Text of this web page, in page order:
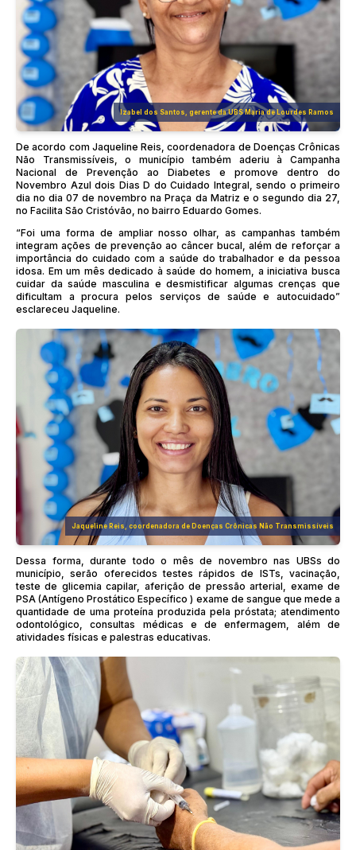
Izabel dos Santos, gerente da UBS Maria de Lourdes Ramos
De acordo com Jaqueline Reis, coordenadora de Doenças Crônicas
Não Transmissíveis, o município também aderiu à Campanha
Nacional de Prevenção ao Diabetes e promove dentro do
Novembro Azul dois Dias D do Cuidado Integral, sendo o primeiro
dia no dia 07 de novembro na Praça da Matriz e o segundo dia 27,
no Facilita São Cristóvão, no bairro Eduardo Gomes.
“Foi uma forma de ampliar nosso olhar, as campanhas também
integram ações de prevenção ao câncer bucal, além de reforçar a
importância do cuidado com a saúde do trabalhador e da pessoa
idosa. Em um mês dedicado à saúde do homem, a iniciativa busca
cuidar da saúde masculina e desmistificar algumas crenças que
dificultam a procura pelos serviços de saúde e autocuidado”
esclareceu Jaqueline.
Jaqueline Reis, coordenadora de Doenças Crônicas Não Transmissíveis
Dessa forma, durante todo o mês de novembro nas UBSs do
município, serão oferecidos testes rápidos de ISTs, vacinação,
teste de glicemia capilar, aferição de pressão arterial, exame de
PSA (Antígeno Prostático Específico ) exame de sangue que mede a
quantidade de uma proteína produzida pela próstata; atendimento
odontológico, consultas médicas e de enfermagem, além de
atividades físicas e palestras educativas.